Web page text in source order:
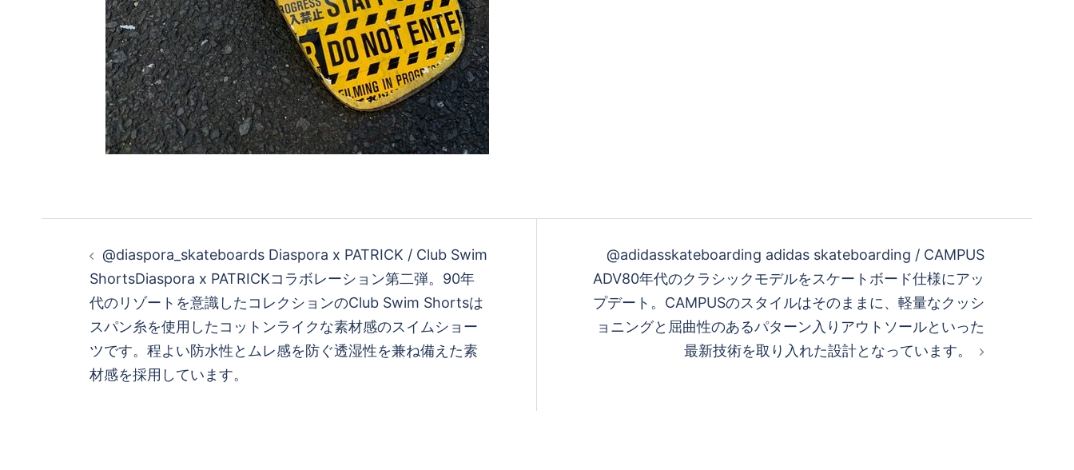
@diaspora_skateboards Diaspora x PATRICK / Club Swim
Shorts Diaspora x PATRICKコラボレーション第二弾。 90年
代のリゾートを意識したコレクションのClub Swim Shortsは
スパン糸を使用したコットンライクな素材感のスイムショー
ツです。程よい防水性とムレ感を防ぐ透湿性を兼ね備えた素
材感を採用しています。
@adidasskateboarding adidas skateboarding / CAMPUS
ADV 80年代のクラシックモデルをスケートボード仕様にアッ
プデート。CAMPUSのスタイルはそのままに、軽量なクッシ
ョニングと屈曲性のあるパターン入りアウトソールといった
最新技術を取り入れた設計となっています。